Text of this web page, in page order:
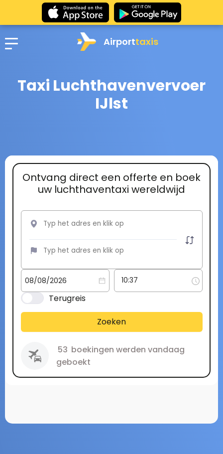
Airporttaxis
Taxi Luchthavenvervoer
IJlst
Ontvang direct een offerte en boek
uw luchthaventaxi wereldwijd
Terugreis
Zoeken
53 boekingen werden vandaag
geboekt